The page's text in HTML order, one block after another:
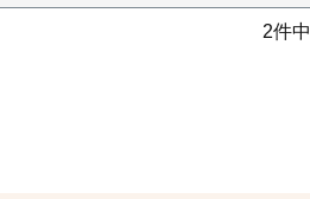
2件中